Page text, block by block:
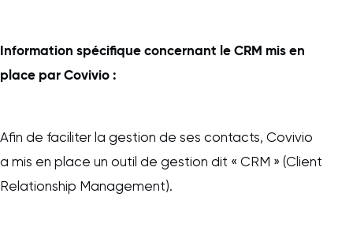
Information spécifique concernant le CRM mis en
place par Covivio :
Afin de faciliter la gestion de ses contacts, Covivio
a mis en place un outil de gestion dit « CRM » (Client
Relationship Management).